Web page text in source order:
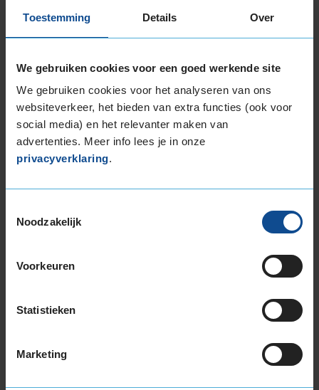
Toestemming Details Over
We gebruiken cookies voor een goed werkende site
We gebruiken cookies voor het analyseren van ons
websiteverkeer, het bieden van extra functies (ook voor
social media) en het relevanter maken van
advertenties. Meer info lees je in onze
privacyverklaring.
Noodzakelijk
Voorkeuren
Statistieken
Marketing
215/40R17 87Y EXTRALOAD
225/45R17 91W RUNFLAT
225/45R17 94Y EXTRALOAD
235/45R17 97Y EXTRALOAD
255/40R17 98Y EXTRALOAD
255/45R17 98Y
205/40R18 86Y EXTRALOAD
215/40R18 89Y EXTRALOAD
225/40R18 92Y EXTRALOAD
225/45R18 91W